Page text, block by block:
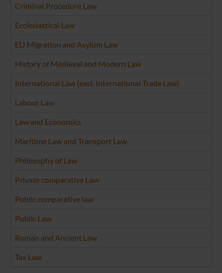
Criminal Procedure Law
Ecclesiastical Law
EU Migration and Asylum Law
History of Medieval and Modern Law
International Law (excl. International Trade Law)
Labour Law
Law and Economics
Maritime Law and Transport Law
Philosophy of Law
Private comparative Law
Public comparative law
Public Law
Roman and Ancient Law
Tax Law